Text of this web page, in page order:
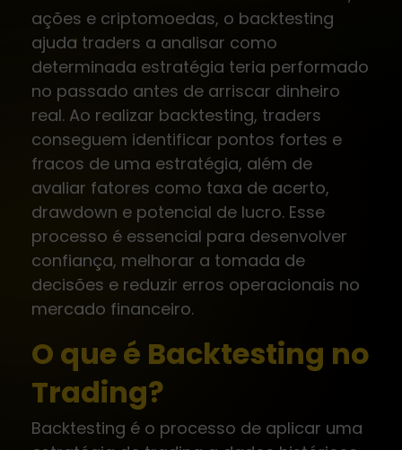
ações e criptomoedas, o backtesting
ajuda traders a analisar como
determinada estratégia teria performado
no passado antes de arriscar dinheiro
real. Ao realizar backtesting, traders
conseguem identificar pontos fortes e
fracos de uma estratégia, além de
avaliar fatores como taxa de acerto,
drawdown e potencial de lucro. Esse
processo é essencial para desenvolver
confiança, melhorar a tomada de
decisões e reduzir erros operacionais no
mercado financeiro.
O que é Backtesting no
Trading?
Backtesting é o processo de aplicar uma